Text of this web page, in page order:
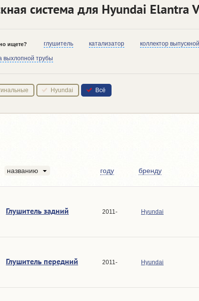
система для Hyundai Elantra
ищете? глушитель катализатор коллектор выпускной
выхлопной трубы
Hyundai Всё
названию году бренду
Глушитель задний 2011- Hyundai
Глушитель передний 2011- Hyundai